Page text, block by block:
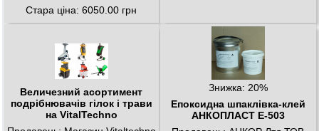
Стара ціна: 6050.00 грн
Величезний асортимент
подрібнювачів гілок і трави
на VitalTechno
Знижка: 20%
Епоксидна шпаклівка-клей
АНКОПЛАСТ Е-503